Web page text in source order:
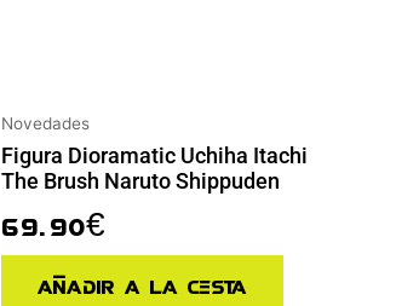
Novedades
Figura Dioramatic Uchiha Itachi
The Brush Naruto Shippuden
69.90€
Añadir a la cesta